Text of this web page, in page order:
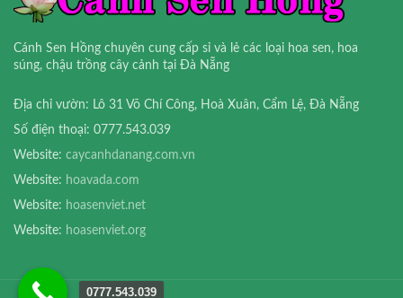
Cánh Sen Hồng chuyên cung cấp sỉ và lẻ các loại hoa sen, hoa
súng, chậu trồng cây cảnh tại Đà Nẵng
Địa chỉ vườn: Lô 31 Võ Chí Công, Hoà Xuân, Cẩm Lệ, Đà Nẵng
Số điện thoại: 0777.543.039
Website: caycanhdanang.com.vn
Website: hoavada.com
Website: hoasenviet.net
Website: hoasenviet.org
0777.543.039